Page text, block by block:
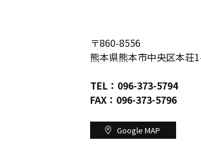
〒860-8556
熊本県熊本市中央区本荘
TEL： 096-373-5794
FAX：096-373-5796
Google MAP